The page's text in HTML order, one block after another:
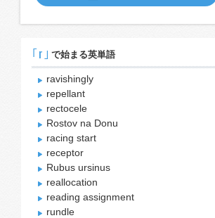
｢r｣ で始まる英単語
ravishingly
repellant
rectocele
Rostov na Donu
racing start
receptor
Rubus ursinus
reallocation
reading assignment
rundle